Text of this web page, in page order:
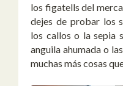
los figatells del
dejes de probar los
los callos o la sepia
anguila ahumada o
muchas más cosas